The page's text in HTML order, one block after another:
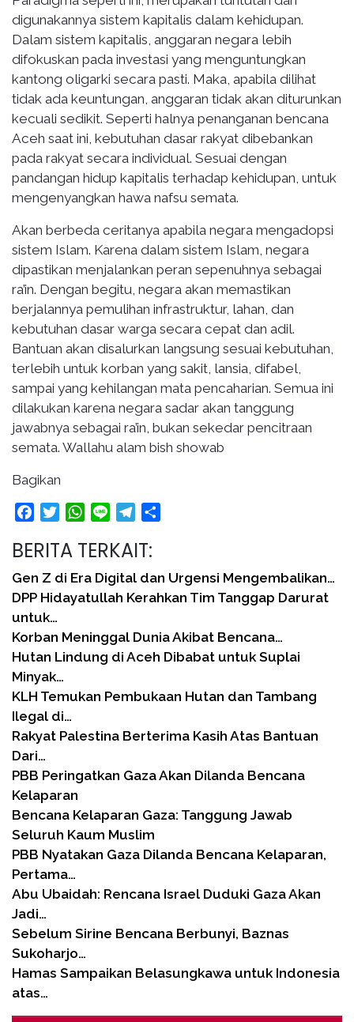
digunakannya sistem kapitalis dalam kehidupan.
Dalam sistem kapitalis, anggaran negara lebih
difokuskan pada investasi yang menguntungkan
kantong oligarki secara pasti. Maka, apabila dilihat
tidak ada keuntungan, anggaran tidak akan diturunkan
kecuali sedikit. Seperti halnya penanganan bencana
Aceh saat ini, kebutuhan dasar rakyat dibebankan
pada rakyat secara individual. Sesuai dengan
pandangan hidup kapitalis terhadap kehidupan, untuk
mengenyangkan hawa nafsu semata.
Akan berbeda ceritanya apabila negara mengadopsi
sistem Islam. Karena dalam sistem Islam, negara
dipastikan menjalankan peran sepenuhnya sebagai
ra’in. Dengan begitu, negara akan memastikan
berjalannya pemulihan infrastruktur, lahan, dan
kebutuhan dasar warga secara cepat dan adil.
Bantuan akan disalurkan langsung sesuai kebutuhan,
terlebih untuk korban yang sakit, lansia, difabel,
sampai yang kehilangan mata pencaharian. Semua ini
dilakukan karena negara sadar akan tanggung
jawabnya sebagai ra’in, bukan sekedar pencitraan
semata. Wallahu alam bish showab
Bagikan
FacebookTwitterWhatsApp
Line Telegram
BERITA TERKAIT:
Gen Z di Era Digital dan Urgensi Mengembalikan…
DPP Hidayatullah Kerahkan Tim Tanggap Darurat
untuk…
Korban Meninggal Dunia Akibat Bencana…
Hutan Lindung di Aceh Dibabat untuk Suplai
Minyak…
KLH Temukan Pembukaan Hutan dan Tambang
Ilegal di…
Rakyat Palestina Berterima Kasih Atas Bantuan
Dari…
PBB Peringatkan Gaza Akan Dilanda Bencana
Kelaparan
Bencana Kelaparan Gaza: Tanggung Jawab
Seluruh Kaum Muslim
PBB Nyatakan Gaza Dilanda Bencana Kelaparan,
Pertama…
Abu Ubaidah: Rencana Israel Duduki Gaza Akan
Jadi…
Sebelum Sirine Bencana Berbunyi, Baznas
Sukoharjo…
Hamas Sampaikan Belasungkawa untuk Indonesia
atas…